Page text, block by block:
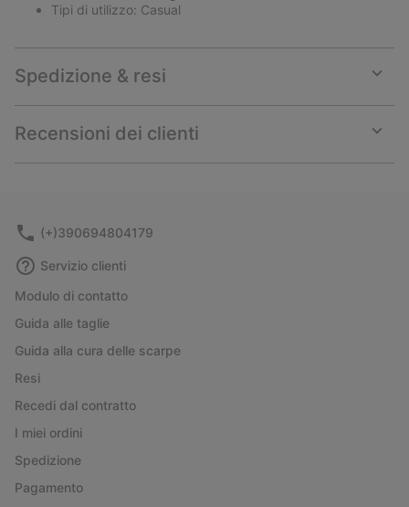
Tipi di utilizzo: Casual
Spedizione & resi
or
Recensioni dei clienti
or
(+)390694804179
Servizio clienti
Modulo di contatto
Guida alle taglie
Guida alla cura delle scarpe
Resi
Recedi dal contratto
I miei ordini
Spedizione
Pagamento